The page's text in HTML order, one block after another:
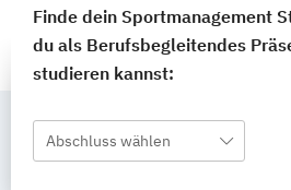
Finde dein Sportmanagement
du als Berufsbegleitendes
studieren kannst:
Abschluss wählen